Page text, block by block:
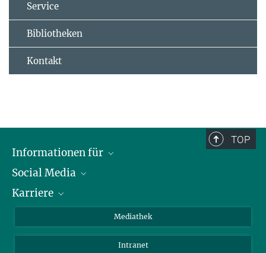
Service
Bibliotheken
Kontakt
TOP
Informationen für
Journalisten
Schule
Social Media
LinkedIn
Karriere
Mediathek
Intranet